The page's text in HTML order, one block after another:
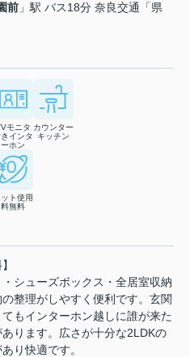
前 」駅 バス18分 奈良交通「県
モニタ
インタ
ーホン
カウンター
キッチン
ト使用
料無料
シューズボックス・全居室収納
整理がしやすく便利です。玄関
もインターホン越しに誰が来た
ります。広さが十分な2LDKの
り快適です。